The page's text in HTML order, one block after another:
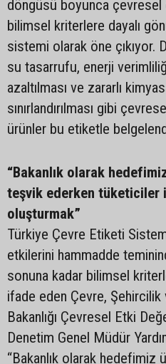
döngüsü boyunca çevresel
bilimsel kriterlere dayalı
sistemi olarak öne çıkıyor.
su tasarrufu, enerji
azaltılması ve zararlı
sınırlandırılması gibi
ürünler bu etiketle
“Bakanlık olarak
teşvik ederken tüketiciler
oluşturmak”
Türkiye Çevre Etiketi
etkilerini hammadde
sonuna kadar bilimsel
ifade eden Çevre,
Bakanlığı Çevresel Etki
Denetim Genel Müdür
“Bakanlık olarak